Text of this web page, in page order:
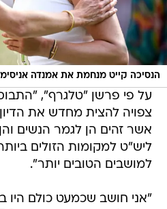
הנסיכה קייט מנחמת את אמנדה
על פי פרשן "טלגרף",
צפויה להצית מחדש את
למושבים הטובים יותר".
"אני חושב שכמעט כולם